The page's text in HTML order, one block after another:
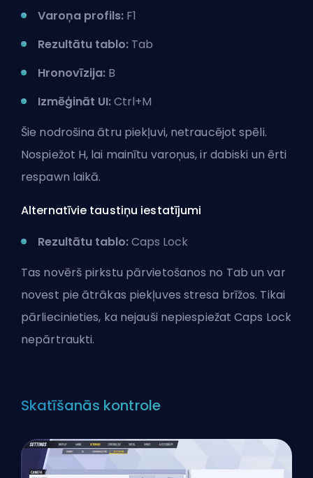
Varoņa profils: F1
Rezultātu tablo: Tab
Hronovīzija: B
Izmēģināt UI:Ctrl+M
Šie nodrošina ātru piekļuvi, netraucējot spēli.
Nospiežot H, lai mainītu varoņus, ir dabiski un ērti
respawn laikā.
Alternatīvie taustiņu iestatījumi
Rezultātu tablo:Caps Lock
Tas novērš pirkstu pārvietošanos no Tab un var
novest pie ātrākas piekļuves stresa brīžos. Tikai
pārliecinieties, ka nejauši nepiespiežat Caps Lock
nepārtraukti.
Skatīšanās kontrole